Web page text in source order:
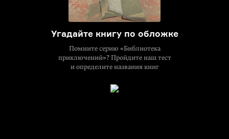
Угадайте книгу по обложке
Помните серию «Библиотека
приключений»? Пройдите наш тест
и определите названия книг